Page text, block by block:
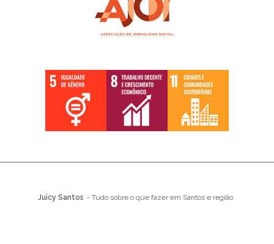
Juicy Santos - Tudo sobre o que fazer em Santos e região